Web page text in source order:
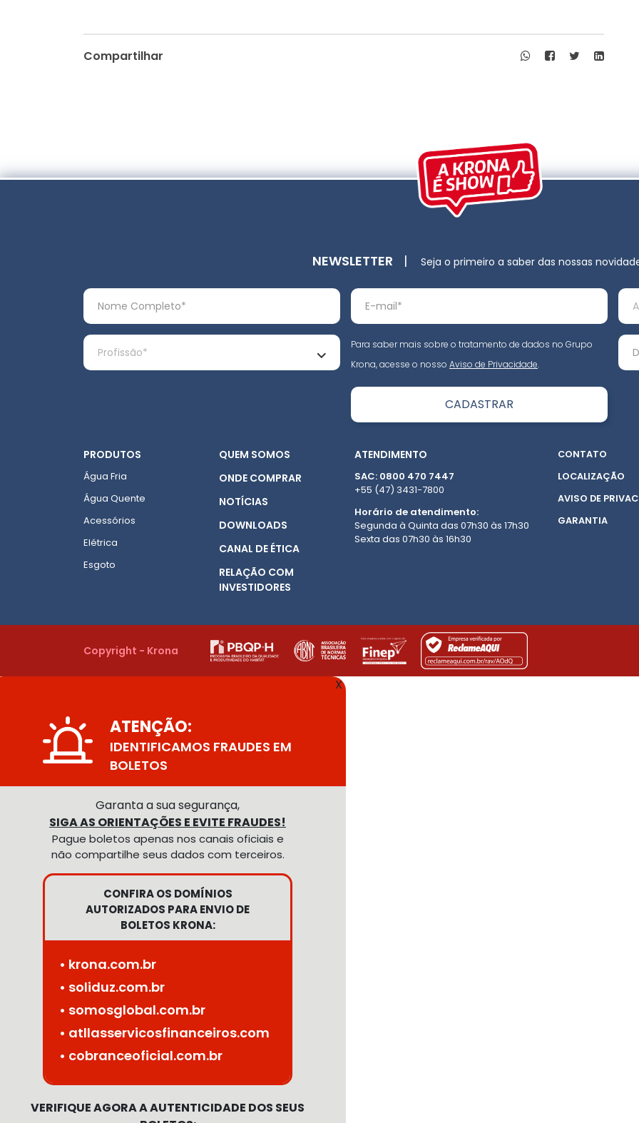
Compartilhar
NEWSLETTER | Seja o primeiro a saber das nossas
Para saber mais sobre o tratamento de dados no Grupo
Krona, acesse o nosso Aviso de Privacidade.
PRODUTOS
Água Fria
Água Quente
Acessórios
Elétrica
Esgoto
QUEM SOMOS
ONDE COMPRAR
NOTÍCIAS
DOWNLOADS
CANAL DE ÉTICA
RELAÇÃO COM
INVESTIDORES
ATENDIMENTO
SAC: 0800 470 7447
+55 (47) 3431-7800
Horário de atendimento:
Segunda à Quinta das 07h30 às 17h30
Sexta das 07h30 às 16h30
CONTATO
LOCALIZAÇÃO
AVISO DE
GARANTIA
Copyright - Krona
X
ATENÇÃO:
IDENTIFICAMOS FRAUDES EM
BOLETOS
Garanta a sua segurança,
SIGA AS ORIENTAÇÕES E EVITE FRAUDES!
Pague boletos apenas nos canais oficiais e
não compartilhe seus dados com terceiros.
CONFIRA OS DOMÍNIOS
AUTORIZADOS PARA ENVIO DE
BOLETOS KRONA:
• krona.com.br
• soliduz.com.br
• somosglobal.com.br
• atllasservicosfinanceiros.com
• cobranceoficial.com.br
VERIFIQUE AGORA A AUTENTICIDADE DOS SEUS